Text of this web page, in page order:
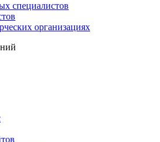
специалистов
организациях